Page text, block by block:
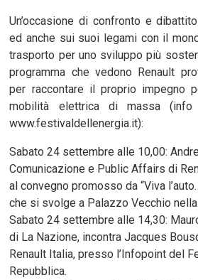
Un’occasione di confronto e
ed anche sui suoi legami con il
trasporto per uno sviluppo più
programma che vedono Renault
per raccontare il proprio impegno
mobilità elettrica di massa
www.festivaldellenergia.it):
Sabato 24 settembre alle 10,00:
Comunicazione e Public Affairs di
al convegno promosso da “Viva
che si svolge a Palazzo Vecchio
Sabato 24 settembre alle 14,30:
di La Nazione, incontra Jacques
Renault Italia, presso l’Infopoint del
Repubblica.